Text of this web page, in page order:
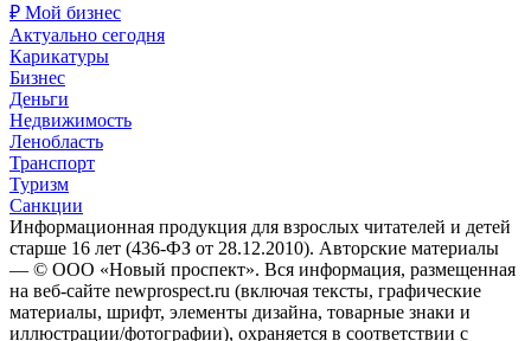
₽ Мой бизнес
Актуально сегодня
Карикатуры
Бизнес
Деньги
Недвижимость
Ленобласть
Транспорт
Туризм
Санкции
Информационная продукция для взрослых читателей и детей
старше 16 лет (436-ФЗ от 28.12.2010). Авторские материалы
— © ООО «Новый проспект». Вся информация, размещенная
на веб-сайте newprospect.ru (включая тексты, графические
материалы, шрифт, элементы дизайна, товарные знаки и
иллюстрации/фотографии), охраняется в соответствии с